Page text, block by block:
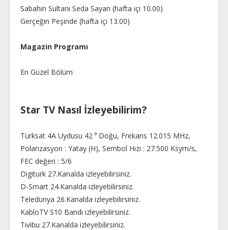
Sabahın Sultanı Seda Sayan (hafta içi 10.00)
Gerçeğin Peşinde (hafta içi 13.00)
Magazin Programı
En Güzel Bölüm
Star TV Nasıl İzleyebilirim?
Türksat 4A Uydusu 42 ⁰ Doğu, Frekans 12.015 MHz,
Polarizasyon : Yatay (H), Sembol Hızı : 27.500 Ksym/s,
FEC değeri : 5/6
Digiturk 27.Kanalda izleyebilirsiniz.
D-Smart 24.Kanalda izleyebilirsiniz.
Teledünya 26.Kanalda izleyebilirsiniz.
KabloTV S10 Bandı izleyebilirsiniz.
Tivibu 27.Kanalda izleyebilirsiniz.